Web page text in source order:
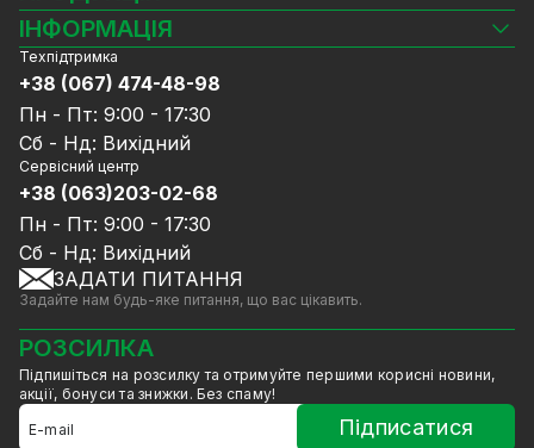
Камери відеоспостереження
Відеореєстратори
Комплекти відеоспостереження
СКУД
Джерела живлення
Мережеве обладнання
Ноутбуки та комп'ютери
Аксесуари
Акції
Знижені в ціні товари
GreenVision знижки
Мерч від GreenVision
Товари для дому
Товари зняті з виробництва
ІНФОРМАЦІЯ
Блог
Доставка та оплата
Гарантія та Сервісне обслуговування
Політика конфіденційності
Договір публічної оферти
Співпраця
Послуги
Калькулятор розрахунку обсягу HDD
Техпідтримка
+38 (067) 474-48-98
Пн - Пт: 9:00 - 17:30
Сб - Нд: Вихідний
Сервісний центр
+38 (063)203-02-68
Пн - Пт: 9:00 - 17:30
Сб - Нд: Вихідний
ЗАДАТИ ПИТАННЯ
Задайте нам будь-яке питання, що вас цікавить.
РОЗСИЛКА
Підпишіться на розсилку та отримуйте першими корисні новини,
акції, бонуси та знижки. Без спаму!
Підписатися